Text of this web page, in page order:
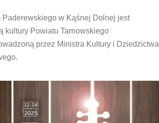
Paderewskiego w Kąśnej Dolnej jest
kultury Powiatu Tarnowskiego
przez Ministra Kultury i Dziedzictwa